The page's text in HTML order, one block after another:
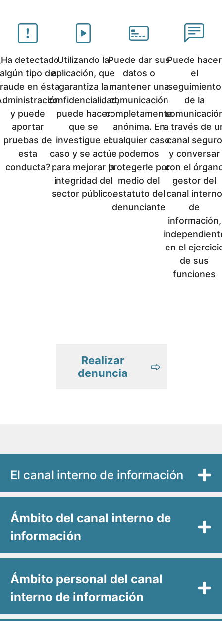
detectado
algún tipo de
en ésta
y puede
aportar
pruebas de
esta
conducta?
Utilizando la
aplicación, que
garantiza la
confidencialidad,
puede hacer
que se
investigue el
caso y se actúe
para mejorar la
integridad del
sector público.
Puede dar sus
datos o
mantener una
comunicación
completamente
anónima. En
cualquier caso
podemos
protegerle por
medio del
estatuto del
denunciante
Puede hacer
el
seguimiento
de la
a través de
canal seguro
y conversar
con el
gestor del
canal interno
de
información,
en el
de sus
funciones
Realizar
denuncia
El canal interno de información
Ámbito del canal interno de
información
Ámbito personal del canal
interno de información